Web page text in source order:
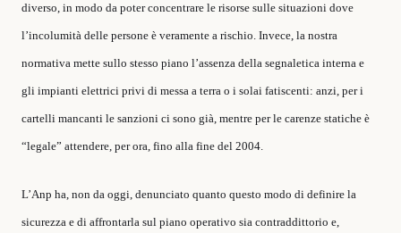
diverso, in modo da poter concentrare le risorse sulle situazioni dove
l’incolumità delle persone è veramente a rischio. Invece, la nostra
normativa mette sullo stesso piano l’assenza della segnaletica interna e
gli impianti elettrici privi di messa a terra o i solai fatiscenti: anzi, per i
cartelli mancanti le sanzioni ci sono già, mentre per le carenze statiche è
“legale” attendere, per ora, fino alla fine del 2004.
L’Anp ha, non da oggi, denunciato quanto questo modo di definire la
sicurezza e di affrontarla sul piano operativo sia contraddittorio e,